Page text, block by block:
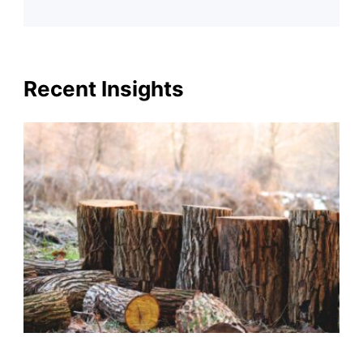
Recent Insights